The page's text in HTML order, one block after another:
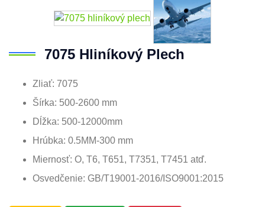
7075 Hliníkový Plech
Zliať: 7075
Šírka: 500-2600 mm
Dĺžka: 500-12000mm
Hrúbka: 0.5MM-300 mm
Miernosť: O, T6, T651, T7351, T7451 atď.
Osvedčenie: GB/T19001-2016/ISO9001:2015